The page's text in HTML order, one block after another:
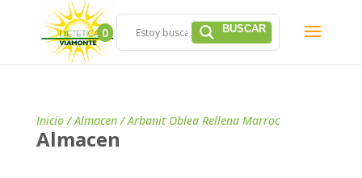
0
Inicio/Almacen/ Arbanit Oblea Rellena Marroc
Almacen